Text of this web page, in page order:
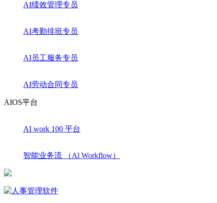
AI绩效管理专员
AI考勤排班专员
AI员工服务专员
AI劳动合同专员
AIOS平台
AI work 100 平台
智能业务流 （Al Workflow）